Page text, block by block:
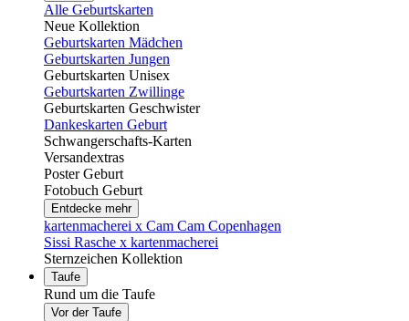
Alle Geburtskarten
Neue Kollektion
Geburtskarten Mädchen
Geburtskarten Jungen
Geburtskarten Unisex
Geburtskarten Zwillinge
Geburtskarten Geschwister
Dankeskarten Geburt
Schwangerschafts-Karten
Versandextras
Poster Geburt
Fotobuch Geburt
Entdecke mehr
kartenmacherei x Cam Cam Copenhagen
Sissi Rasche x kartenmacherei
Sternzeichen Kollektion
Taufe
Rund um die Taufe
Vor der Taufe